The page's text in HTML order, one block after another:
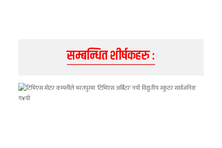
भिडियो
सम्बन्धित शीर्षकहरु :